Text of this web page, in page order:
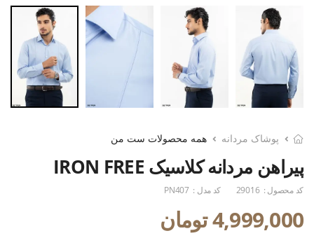
پوشاک مردانه همه محصولات ست من
پیراهن مردانه کلاسیک IRON FREE
کد محصول : 29016 کد مدل : PN407
4,999,000 تومان